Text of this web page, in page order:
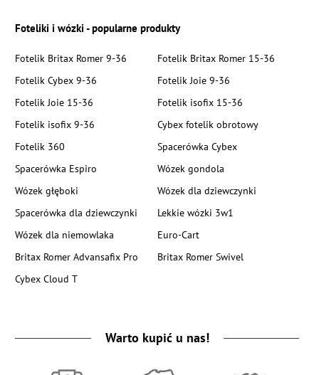
Foteliki i wózki - popularne produkty
Fotelik Britax Romer 9-36
Fotelik Britax Romer 15-36
Fotelik Cybex 9-36
Fotelik Joie 9-36
Fotelik Joie 15-36
Fotelik isofix 15-36
Fotelik isofix 9-36
Cybex fotelik obrotowy
Fotelik 360
Spacerówka Cybex
Spacerówka Espiro
Wózek gondola
Wózek głęboki
Wózek dla dziewczynki
Spacerówka dla dziewczynki
Lekkie wózki 3w1
Wózek dla niemowlaka
Euro-Cart
Britax Romer Advansafix Pro
Britax Romer Swivel
Cybex Cloud T
Warto kupić u nas!